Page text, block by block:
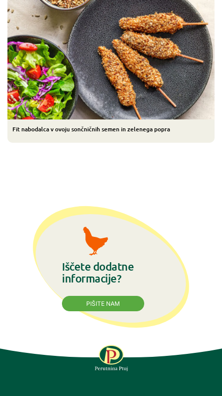
Fit nabodalca v ovoju sončničnih semen in zelenega popra
Iščete dodatne
informacije?
PIŠITE NAM